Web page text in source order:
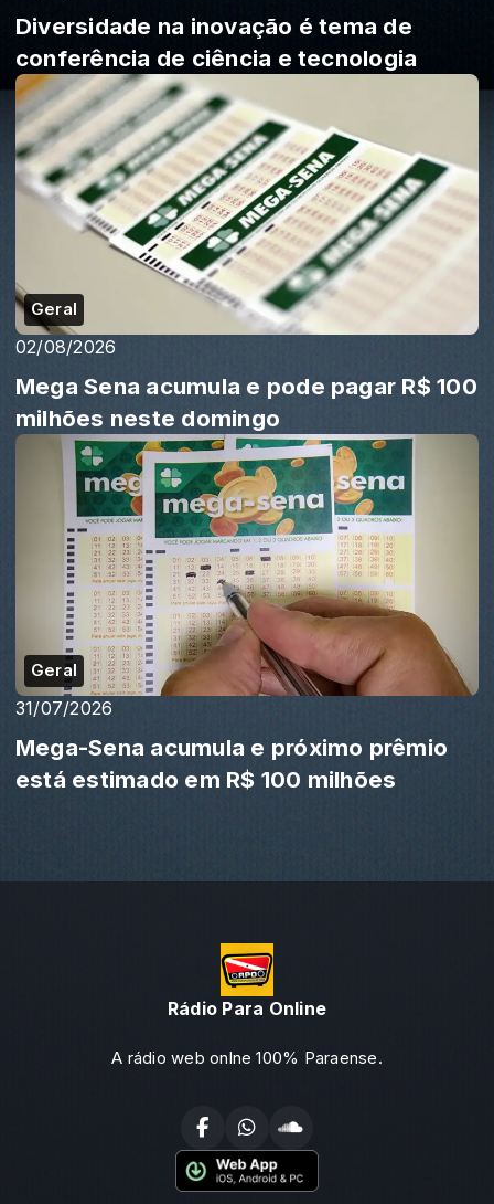
Diversidade na inovação é tema de
conferência de ciência e tecnologia
Geral
02/08/2026
Mega Sena acumula e pode pagar R$ 100
milhões neste domingo
Geral
31/07/2026
Mega-Sena acumula e próximo prêmio
está estimado em R$ 100 milhões
Rádio Para Online
A rádio web onlne 100% Paraense.